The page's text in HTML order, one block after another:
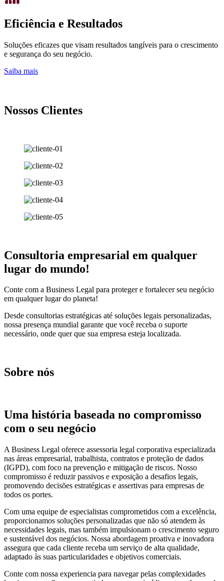
Eficiência e Resultados
Soluções eficazes que visam resultados tangíveis para o crescimento
e segurança do seu negócio.
Saiba mais
Nossos Clientes
Consultoria empresarial em qualquer
lugar do mundo!
Conte com a Business Legal para proteger e fortalecer seu negócio
em qualquer lugar do planeta!
Desde consultorias estratégicas até soluções legais personalizadas,
nossa presença mundial garante que você receba o suporte
necessário, onde quer que sua empresa esteja localizada.
Sobre nós
Uma história baseada no compromisso
com o seu negócio
A Business Legal oferece assessoria legal corporativa especializada
nas áreas empresarial, trabalhista, contratos e proteção de dados
(IGPD), com foco na prevenção e mitigação de riscos. Nosso
compromisso é reduzir passivos e exposição a desafios legais,
promovendo decisões estratégicas e assertivas para empresas de
todos os portes.
Com uma equipe de especialistas comprometidos com a excelência,
proporcionamos soluções personalizadas que não só atendem às
necessidades legais, mas também impulsionam o crescimento seguro
e sustentável dos negócios. Nossa abordagem proativa e inovadora
assegura que cada cliente receba um serviço de alta qualidade,
adaptado às suas particularidades e objetivos comerciais.
Conte com nossa experiencia para navegar pelas complexidades